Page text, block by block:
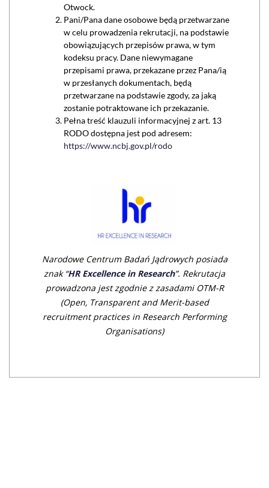
Otwock.
Pani/Pana dane osobowe będą przetwarzane
w celu prowadzenia rekrutacji, na podstawie
obowiązujących przepisów prawa, w tym
kodeksu pracy. Dane niewymagane
przepisami prawa, przekazane przez Pana/ią
w przesłanych dokumentach, będą
przetwarzane na podstawie zgody, za jaką
zostanie potraktowane ich przekazanie.
Pełna treść klauzuli informacyjnej z art. 13
RODO dostępna jest pod adresem:
https://www.ncbj.gov.pl/rodo
Narodowe Centrum Badań Jądrowych posiada
znak “HR Excellence in Research”. Rekrutacja
prowadzona jest zgodnie z zasadami OTM-R
(Open, Transparent and Merit-based
recruitment practices in Research Performing
Organisations)